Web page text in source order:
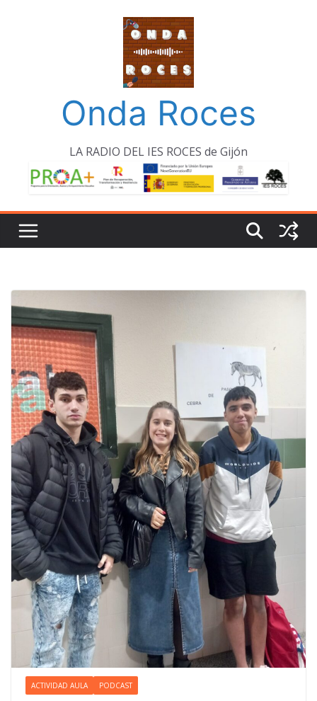
Onda Roces
LA RADIO DEL IES ROCES de Gijón
ACTIVIDAD AULA PODCAST